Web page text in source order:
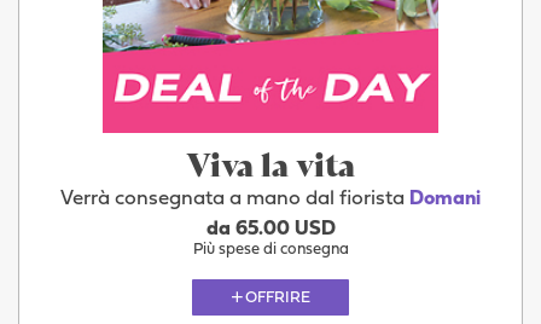
Viva la vita
Verrà consegnata a mano dal fiorista Domani
da 65.00 USD
Più spese di consegna
OFFRIRE